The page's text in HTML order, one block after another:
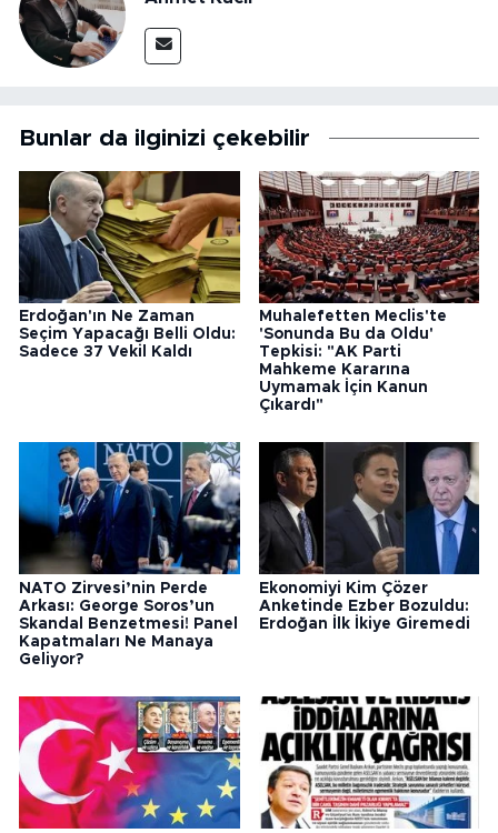
Bunlar da ilginizi çekebilir
Erdoğan'ın Ne Zaman
Seçim Yapacağı Belli Oldu:
Sadece 37 Vekil Kaldı
Muhalefetten Meclis'te
'Sonunda Bu da Oldu'
Tepkisi: "AK Parti
Mahkeme Kararına
Uymamak İçin Kanun
Çıkardı"
NATO Zirvesi’nin Perde
Arkası: George Soros’un
Skandal Benzetmesi! Panel
Kapatmaları Ne Manaya
Geliyor?
Ekonomiyi Kim Çözer
Anketinde Ezber Bozuldu:
Erdoğan İlk İkiye Giremedi